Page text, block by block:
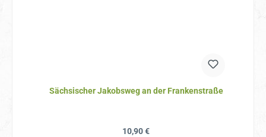
Sächsischer Jakobsweg an der Frankenstraße
Regulärer Preis:
10,90 €